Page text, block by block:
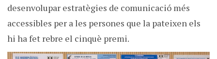
desenvolupar estratègies de comunicació més
accessibles per a les persones que la pateixen els
hi ha fet rebre el cinquè premi.